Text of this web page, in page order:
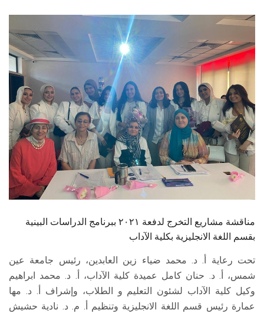
الطلاب
هيئة التدريس
الدراسات العليا
الخريجين
الموظفون
الزائـرون
سجل الان
مناقشة مشاريع التخرج لدفعة ٢٠٢١ ببرنامج الدراسات البينية
بقسم اللغة الانجليزية بكلية الآداب
تحت رعاية أ. د. محمد ضياء زين العابدين، رئيس جامعة عين
شمس، أ. د. حنان كامل عميدة كلية الآداب، أ. د. محمد ابراهيم
وكيل كلية الآداب لشئون التعليم و الطلاب، وإشراف أ. د. مها
عمارة رئيس قسم اللغة الانجليزية وتنظيم أ. م. د. نادية حشيش